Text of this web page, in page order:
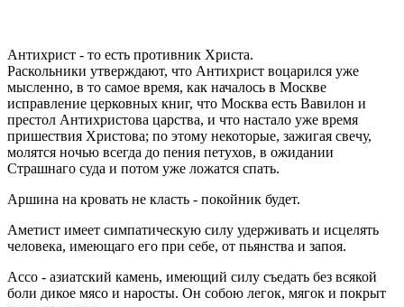
Антихрист - то есть противник Христа.
Раскольники утверждают, что Антихрист воцарился уже
мысленно, в то самое время, как началось в Москве
исправление церковных книг, что Москва есть Вавилон и
престол Антихристова царства, и что настало уже время
пришествия Христова; по этому некоторые, зажигая свечу,
молятся ночью всегда до пения петухов, в ожидании
Страшнаго суда и потом уже ложатся спать.
Аршина на кровать не класть - покойник будет.
Аметист имеет симпатическую силу удерживать и исцелять
человека, имеющаго его при себе, от пьянства и запоя.
Ассо - азиатский камень, имеющий силу съедать без всякой
боли дикое мясо и наросты. Он собою легок, мягок и покрыт